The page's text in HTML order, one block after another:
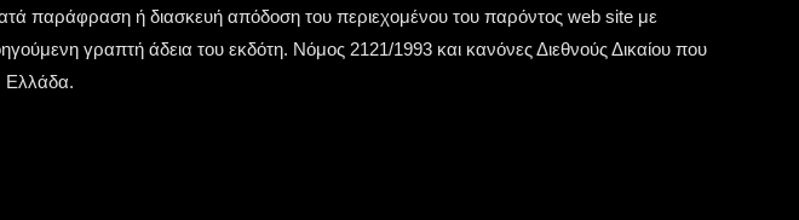
παράφραση ή διασκευή απόδοση του περιεχομένου του παρόντος web site με
γραπτή άδεια του εκδότη. Νόμος 2121/1993 και κανόνες Διεθνούς Δικαίου που
Ελλάδα.